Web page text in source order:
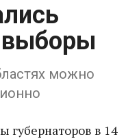
выборы
можно
губернаторов в 14